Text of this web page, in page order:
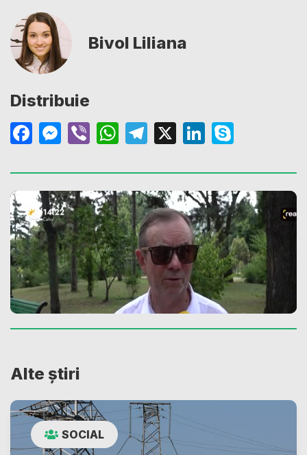
Bivol Liliana
Distribuie
Facebook
Messenger
ViberWhatsApp
Telegram
X LinkedIn
Alte știri
SOCIAL